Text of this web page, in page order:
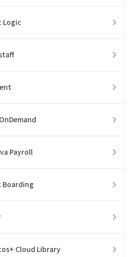
Logic
Payroll
Boarding
Cloud Library